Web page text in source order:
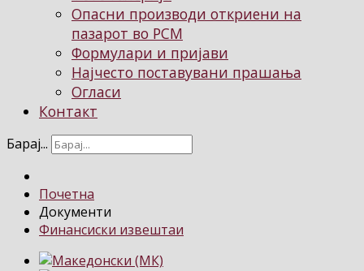
Опасни производи откриени на
пазарот во РСМ
Формулари и пријави
Најчесто поставувани прашања
Огласи
Контакт
Барај...
Почетна
Документи
Финансиски извештаи